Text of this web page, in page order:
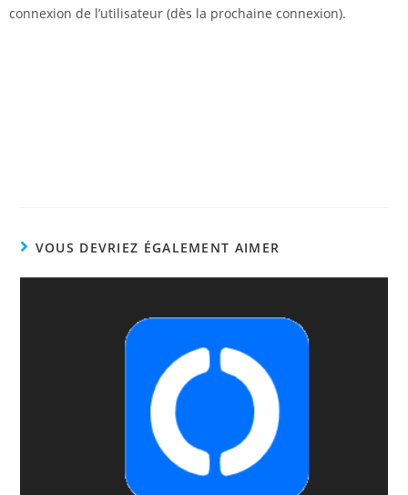
connexion de l’utilisateur (dès la prochaine connexion).
VOUS DEVRIEZ ÉGALEMENT AIMER